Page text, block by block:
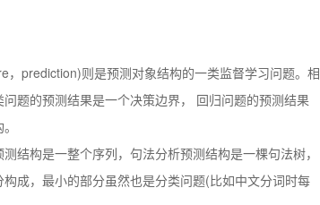
，prediction)则是预测对象结构的一类监督学习问题。相
题的预测结果是一个决策边界， 回归问题的预测结果
结构是一整个序列，句法分析预测结构是一棵句法树，
成，最小的部分虽然也是分类问题(比如中文分词时每